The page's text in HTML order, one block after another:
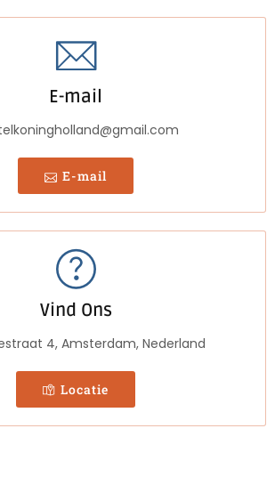
E-mail
E-mail
Vind Ons
4, Amsterdam, Nederland​
Locatie